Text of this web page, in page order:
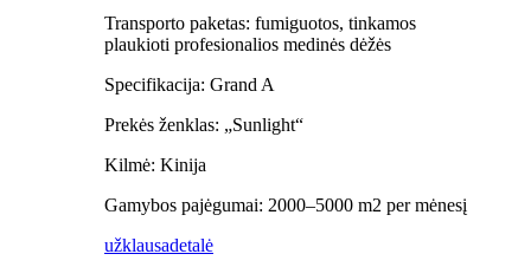
Transporto paketas: fumiguotos, tinkamos
plaukioti profesionalios medinės dėžės
Specifikacija: Grand A
Prekės ženklas: „Sunlight“
Kilmė: Kinija
Gamybos pajėgumai: 2000–5000 m2 per mėnesį
užklausadetalė